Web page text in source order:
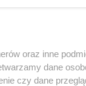
Myślę, że
oraz inne
dane
czy dane